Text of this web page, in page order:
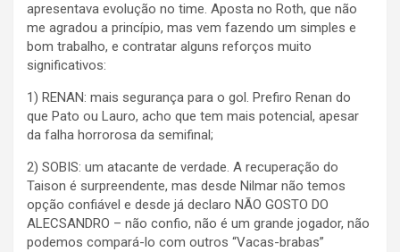
apresentava evolução no time. Aposta no Roth, que não
me agradou a princípio, mas vem fazendo um simples e
bom trabalho, e contratar alguns reforços muito
significativos:
1) RENAN: mais segurança para o gol. Prefiro Renan do
que Pato ou Lauro, acho que tem mais potencial, apesar
da falha horrorosa da semifinal;
2) SOBIS: um atacante de verdade. A recuperação do
Taison é surpreendente, mas desde Nilmar não temos
opção confiável e desde já declaro NÃO GOSTO DO
ALECSANDRO – não confio, não é um grande jogador, não
podemos compará-lo com outros “Vacas-brabas”